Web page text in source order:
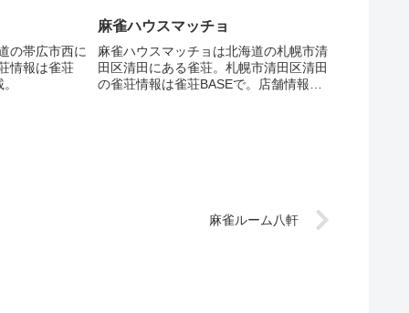
の帯広市西に
情報は雀荘
麻雀ハウスマッチョ
麻雀ハウスマッチョは北海道の札幌市清
田区清田にある雀荘。札幌市清田区清田
の雀荘情報は雀荘BASEで。店舗情報を
麻雀ルーム八軒